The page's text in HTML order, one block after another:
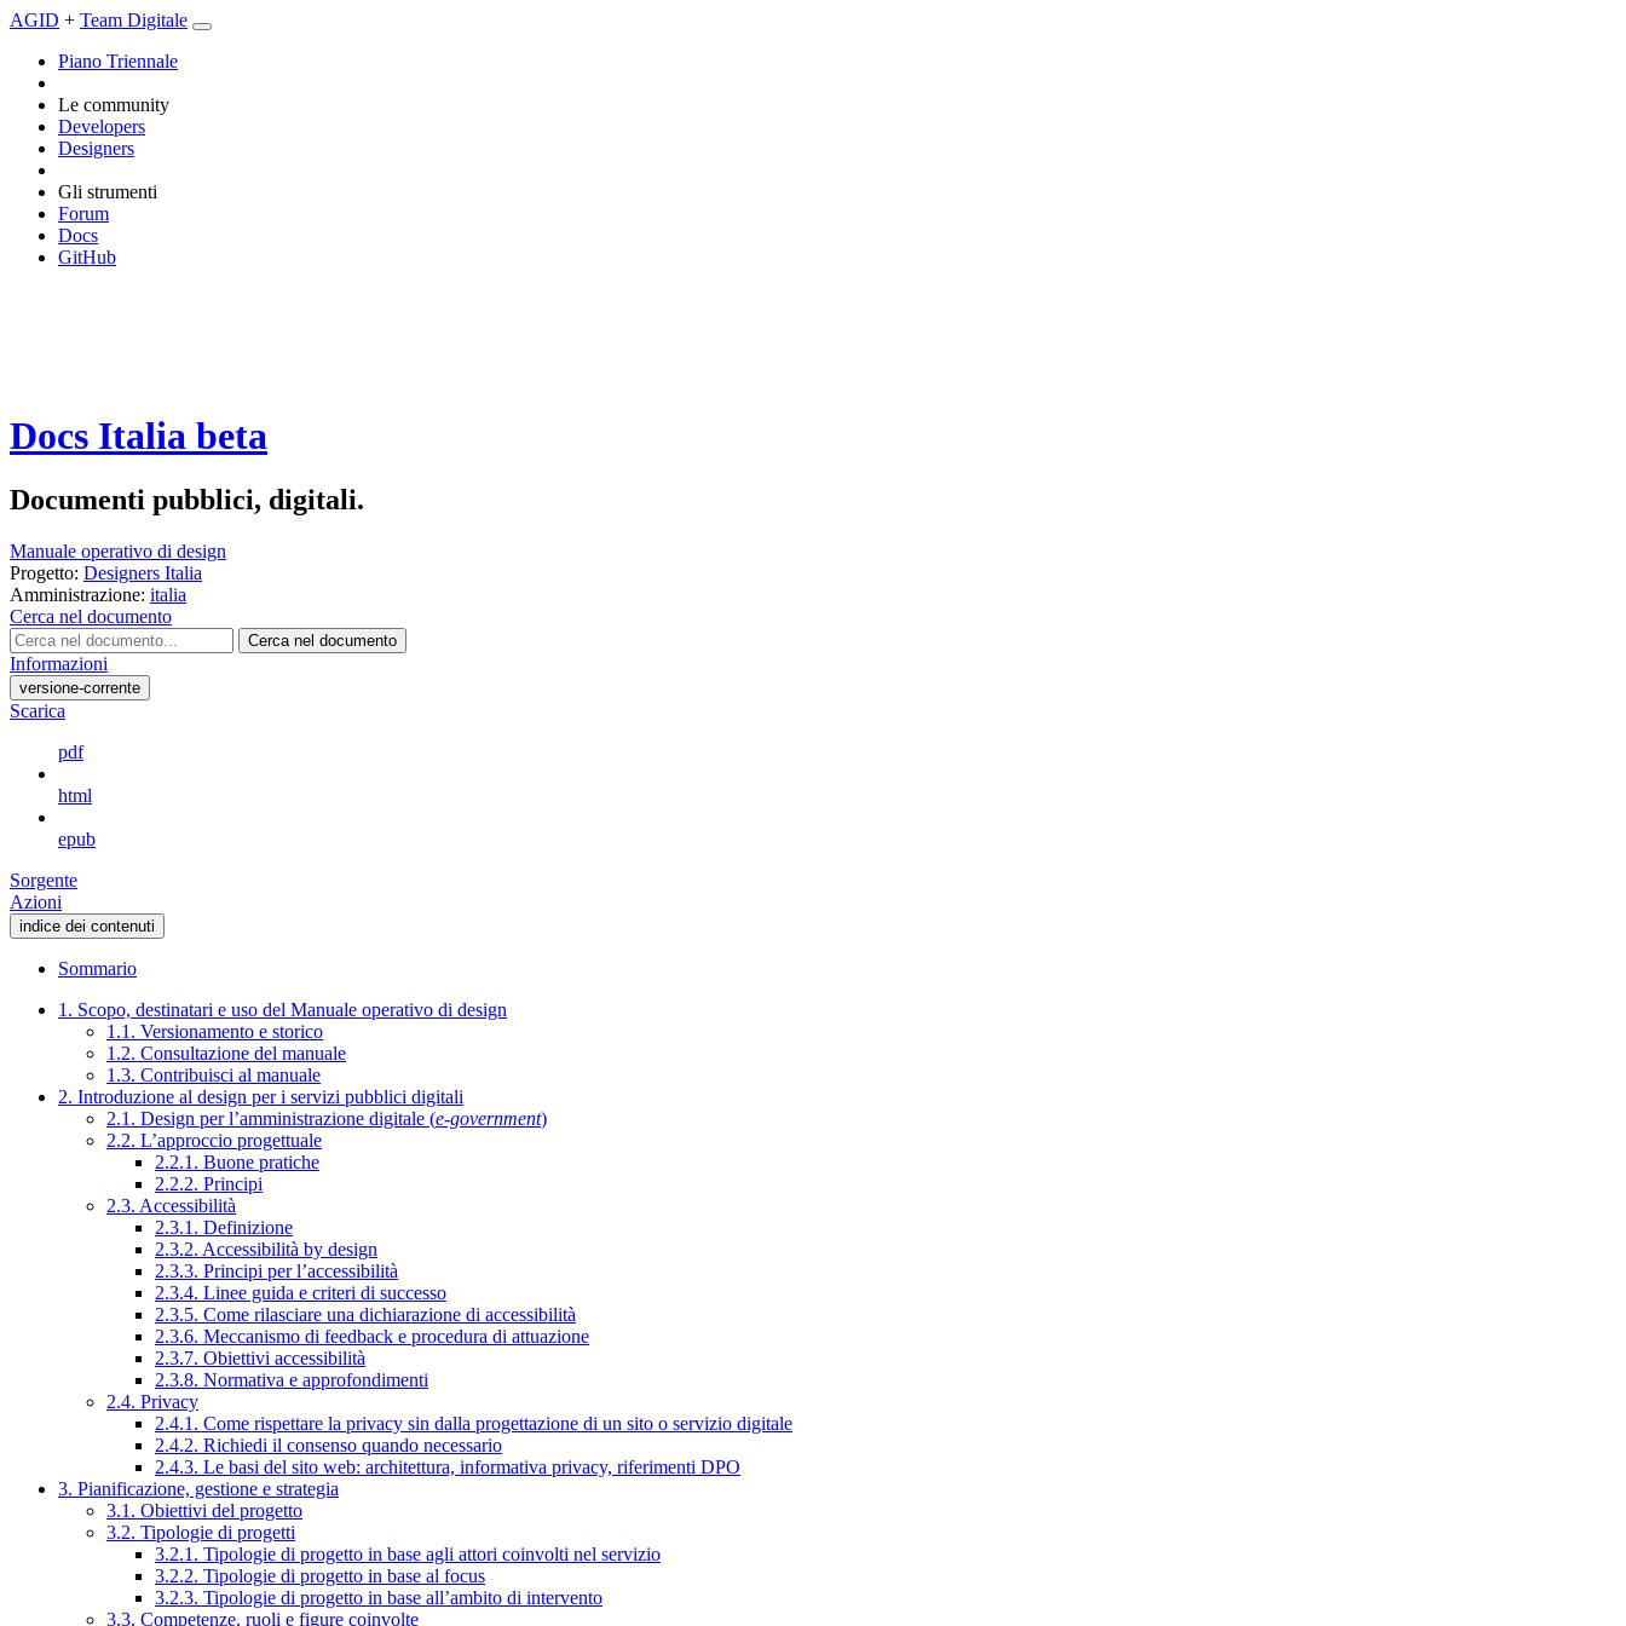
AGID + Team Digitale
Piano Triennale
Le community
Developers
Designers
Gli strumenti
Forum
Docs
GitHub
Docs Italia beta
Documenti pubblici, digitali.
Manuale operativo di design
Progetto: Designers Italia
Amministrazione: italia
Cerca nel documento
Cerca nel documento
Informazioni
versione-corrente
Scarica
pdf
html
epub
Sorgente
Azioni
indice dei contenuti
Sommario
1. Scopo, destinatari e uso del Manuale operativo di design
1.1. Versionamento e storico
1.2. Consultazione del manuale
1.3. Contribuisci al manuale
2. Introduzione al design per i servizi pubblici digitali
2.1. Design per l’amministrazione digitale (e-government)
2.2. L’approccio progettuale
2.2.1. Buone pratiche
2.2.2. Principi
2.3. Accessibilità
2.3.1. Definizione
2.3.2. Accessibilità by design
2.3.3. Principi per l’accessibilità
2.3.4. Linee guida e criteri di successo
2.3.5. Come rilasciare una dichiarazione di accessibilità
2.3.6. Meccanismo di feedback e procedura di attuazione
2.3.7. Obiettivi accessibilità
2.3.8. Normativa e approfondimenti
2.4. Privacy
2.4.1. Come rispettare la privacy sin dalla progettazione di un sito o servizio digitale
2.4.2. Richiedi il consenso quando necessario
2.4.3. Le basi del sito web: architettura, informativa privacy, riferimenti DPO
3. Pianificazione, gestione e strategia
3.1. Obiettivi del progetto
3.2. Tipologie di progetti
3.2.1. Tipologie di progetto in base agli attori coinvolti nel servizio
3.2.2. Tipologie di progetto in base al focus
3.2.3. Tipologie di progetto in base all’ambito di intervento
3.3. Competenze, ruoli e figure coinvolte